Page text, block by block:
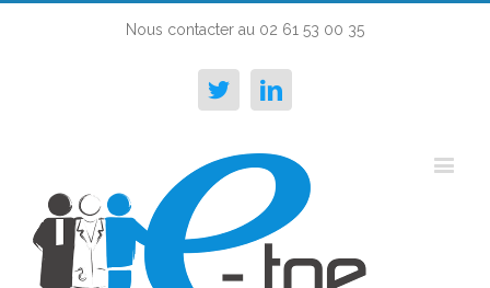
Nous contacter au 02 61 53 00 35
TwitterLinkedin